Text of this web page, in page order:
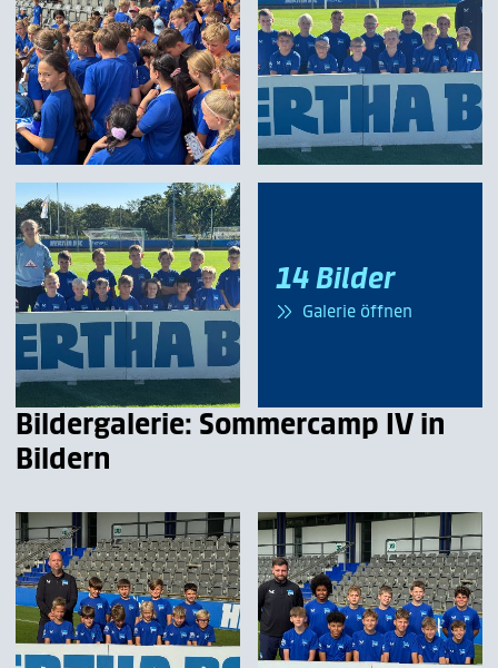
14 Bilder
Galerie öffnen
Bildergalerie: Sommercamp IV in
Bildern